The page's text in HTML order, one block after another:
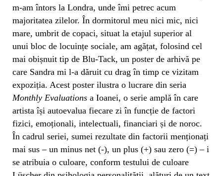
m-am întors la Londra, unde îmi petrec acum
majoritatea zilelor. În dormitorul meu nici mic, nici
mare, umbrit de copaci, situat la etajul superior al
unui bloc de locuințe sociale, am agățat, folosind cel
mai obișnuit tip de Blu-Tack, un poster de arhivă pe
care Sandra mi l-a dăruit cu drag în timp ce vizitam
expoziția. Acest poster ilustra o lucrare din seria
Monthly Evaluations a Ioanei, o serie amplă în care
artista își autoevalua fiecare zi în funcție de factori
fizici, emoționali, intelectuali, financiari și de noroc.
În cadrul seriei, sumei rezultate din factorii menționați
mai sus – un minus net (-), un plus (+) sau zero (=) – i
se atribuia o culoare, conform testului de culoare